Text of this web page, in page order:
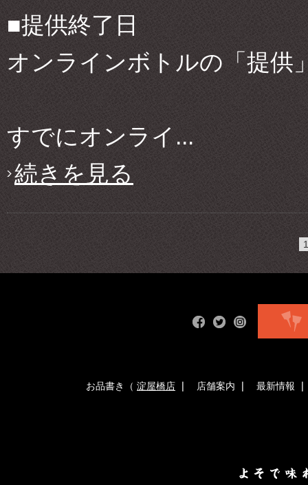
■提供終了日
オンラインボトルの「提供
すでにオンライ...
続きを見る
1
お品書き（ 淀屋橋店 店舗案内 最新情報